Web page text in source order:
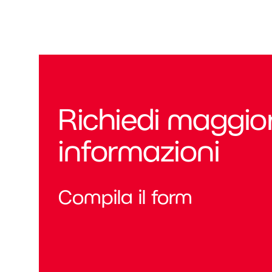
Richiedi
informazioni
Compila il form